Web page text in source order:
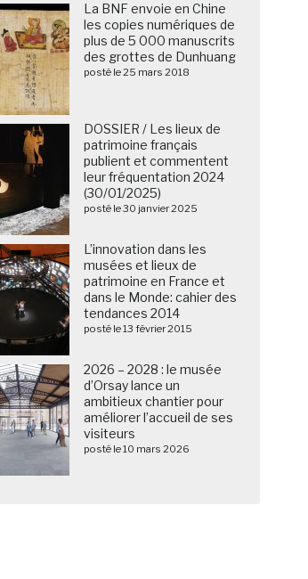
La BNF envoie en Chine
les copies numériques de
plus de 5 000 manuscrits
des grottes de Dunhuang
posté le 25 mars 2018
DOSSIER / Les lieux de
patrimoine français
publient et commentent
leur fréquentation 2024
(30/01/2025)
posté le 30 janvier 2025
L’innovation dans les
musées et lieux de
patrimoine en France et
dans le Monde: cahier des
tendances 2014
posté le 13 février 2015
2026 – 2028 : le musée
d’Orsay lance un
ambitieux chantier pour
améliorer l’accueil de ses
visiteurs
posté le 10 mars 2026